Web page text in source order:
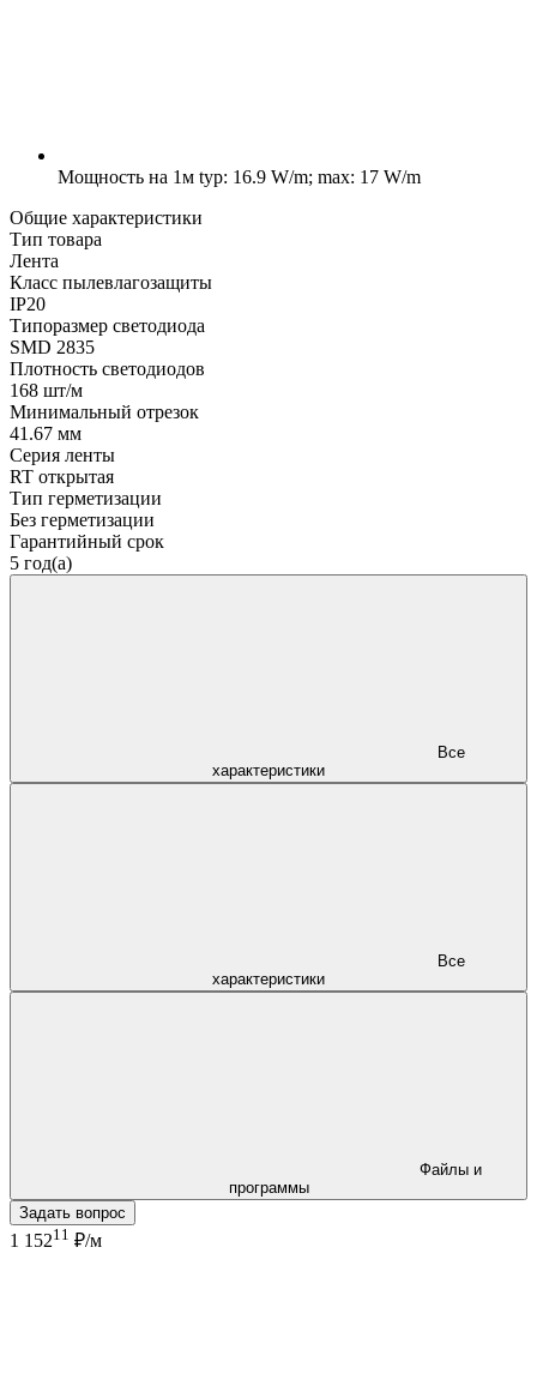
Мощность на 1м typ: 16.9 W/m; max: 17 W/m
Общие характеристики
Тип товара
Лента
Класс пылевлагозащиты
IP20
Типоразмер светодиода
SMD 2835
Плотность светодиодов
168 шт/м
Минимальный отрезок
41.67 мм
Серия ленты
RT открытая
Тип герметизации
Без герметизации
Гарантийный срок
5 год(а)
характеристики
характеристики
программы
Задать вопрос
1 15211 ₽/м